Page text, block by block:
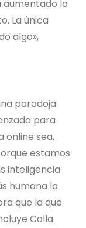
aumentado la
La única
algo»,
paradoja:
para
online sea,
estamos
inteligencia
humana la
que la que
Colla.